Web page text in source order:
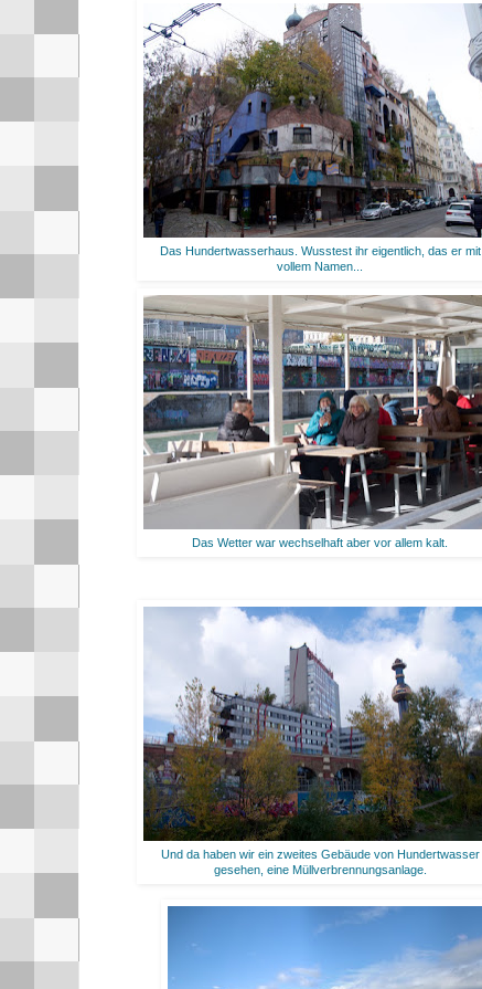
Das Hundertwasserhaus. Wusstest ihr eigentlich, das er mit
vollem Namen...
Das Wetter war wechselhaft aber vor allem kalt.
Und da haben wir ein zweites Gebäude von Hundertwasser
gesehen, eine Müllverbrennungsanlage.